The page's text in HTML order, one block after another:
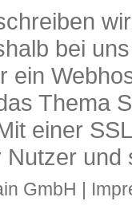
bei
ein
Thema
einer
Nutzer und
GmbH |